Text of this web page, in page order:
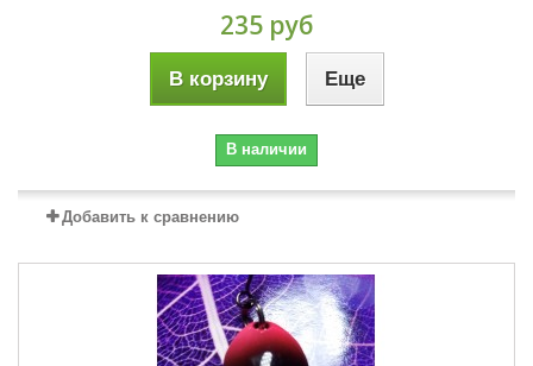
235 руб
В корзину Еще
В наличии
Добавить к сравнению